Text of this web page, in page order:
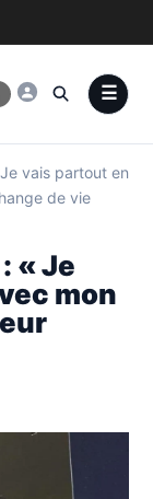
vais partout en
de vie
« Je
mon